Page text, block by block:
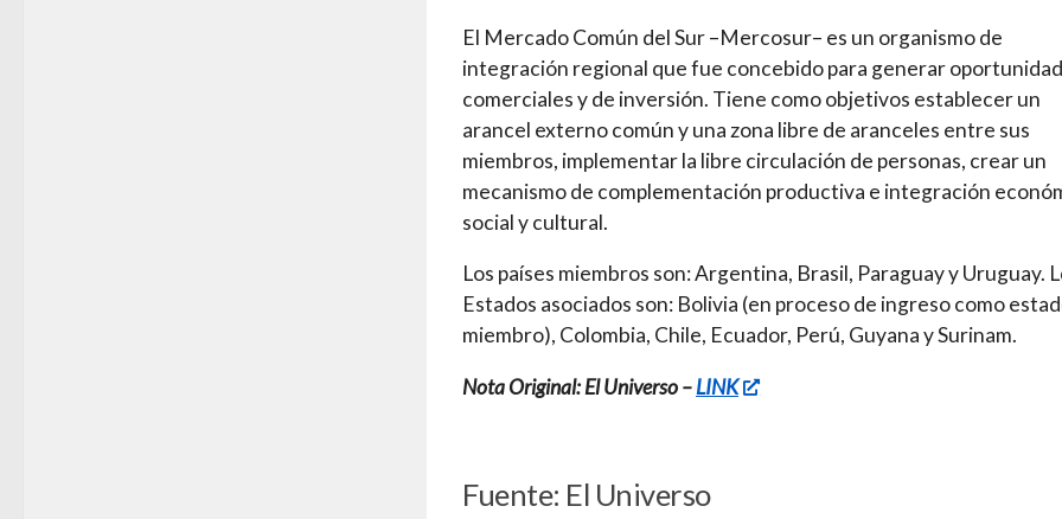
El Mercado Común del Sur –Mercosur– es un organismo de
integración regional que fue concebido para generar
comerciales y de inversión. Tiene como objetivos establecer un
arancel externo común y una zona libre de aranceles entre sus
miembros, implementar la libre circulación de personas, crear un
mecanismo de complementación productiva e integración
social y cultural.
Los países miembros son: Argentina, Brasil, Paraguay y Uruguay.
Estados asociados son: Bolivia (en proceso de ingreso como
miembro), Colombia, Chile, Ecuador, Perú, Guyana y Surinam.
Nota Original: El Universo –LINK
Fuente: El Universo